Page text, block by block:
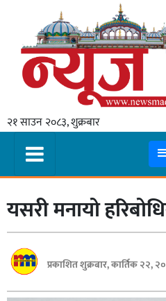
२१ साउन २०८३, शुक्रबार
गृहपृष्ठ
स्थानीय
प्रदेश
मधेश
प्रदेश
लुम्बिनी
गण्डकी
यसरी मनायो
प्रकाशित शुक्रबार, कार्तिक २२,